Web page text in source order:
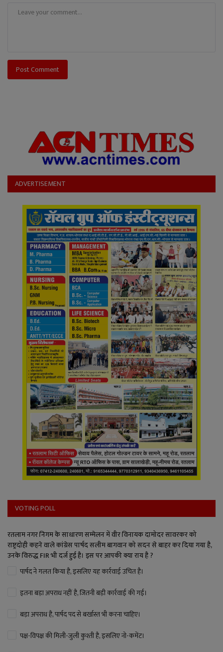
Post Comment
ADVERTISEMENT
VOTING POLL
रतलाम नगर निगम के साधारण सम्मेलन में वीर विनायक दामोदर सावरकर को
राष्ट्रदोही कहने वाले कांग्रेस पार्षद सलीम बागवान को सदन से बाहर कर दिया गया है,
उनके विरुद्ध FIR भी दर्ज हुई है। इस पर आपकी क्या राय है ?
पार्षद ने गलत किया है, इसलिए यह कार्रवाई उचित है।
इतना बड़ा अपराध नहीं है, जितनी बड़ी कार्रवाई की गई।
बड़ा अपराध है, पार्षद पद से बर्खास्त भी करना चाहिए।
पक्ष-विपक्ष की मिली-जुली कुश्ती है, इसलिए नो-कमेंट।